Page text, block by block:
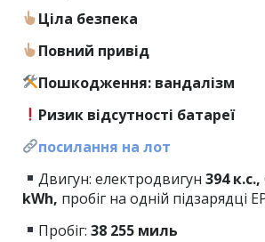
Ціла безпека
Повний привід
Пошкодження: вандалізм
Ризик відсутності батареї
посилання на лот
Двигун: електродвигун 394 к.с.,
kWh, пробіг на одній підзарядці
Пробіг: 38 255 миль